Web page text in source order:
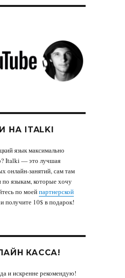
НА ITALKI
язык максимально
Italki — это лучшая
онлайн-занятий, сам там
по языкам, которые хочу
по моейпартнерской
получите 10$ в подарок!
КАССА!
и искренне рекомендую!